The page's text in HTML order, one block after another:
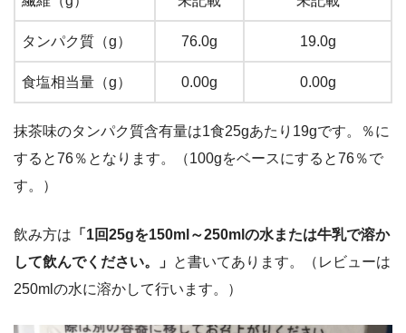
タンパク質（g） 76.0g 19.0g
食塩相当量（g） 0.00g 0.00g
抹茶味のタンパク質含有量は1食25gあたり19gです。％に
すると76％となります。（100gをベースにすると76％で
す。）
飲み方は 「1回25gを150ml～250mlの水または牛乳で溶か
して飲んでください。」 と書いてあります。（レビューは
250mlの水に溶かして行います。）